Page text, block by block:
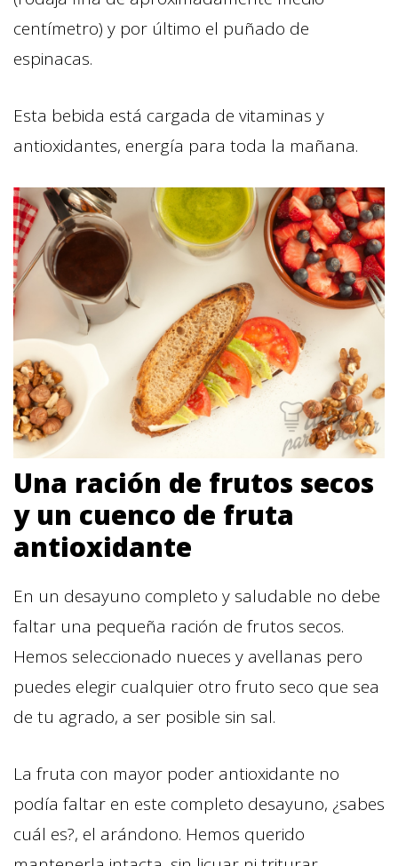
centímetro) y por último el puñado de
espinacas.
Esta bebida está cargada de vitaminas y
antioxidantes, energía para toda la mañana.
Una ración de frutos secos
y un cuenco de fruta
antioxidante
En un desayuno completo y saludable no debe
faltar una pequeña ración de frutos secos.
Hemos seleccionado nueces y avellanas pero
puedes elegir cualquier otro fruto seco que sea
de tu agrado, a ser posible sin sal.
La fruta con mayor poder antioxidante no
podía faltar en este completo desayuno, ¿sabes
cuál es?, el arándono. Hemos querido